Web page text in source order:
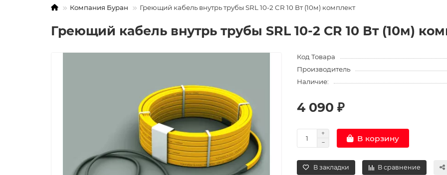
Компания Буран Греющий кабель внутрь трубы SRL 10-2 CR 10 Вт (10м) комплект
Греющий кабель внутрь трубы SRL 10-2 CR 10 Вт (10м)
Код Товара
Производитель
Наличие:
4 090 ₽
В корзину
В закладки В сравнение